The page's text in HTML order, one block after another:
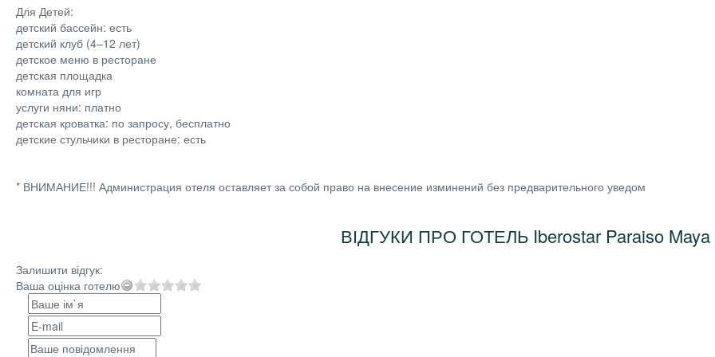
Для Детей:
детский бассейн: есть
детский клуб (4–12 лет)
детское меню в ресторане
детская площадка
комната для игр
услуги няни: платно
детская кроватка: по запросу, бесплатно
детские стульчики в ресторане: есть
* ВНИМАНИЕ!!! Администрация отеля оставляет за собой право на внесение изминений без предварительного уведом
ВІДГУКИ ПРО ГОТЕЛЬ Iberostar Paraiso Maya
Залишити відгук:
Ваша оцінка готелю